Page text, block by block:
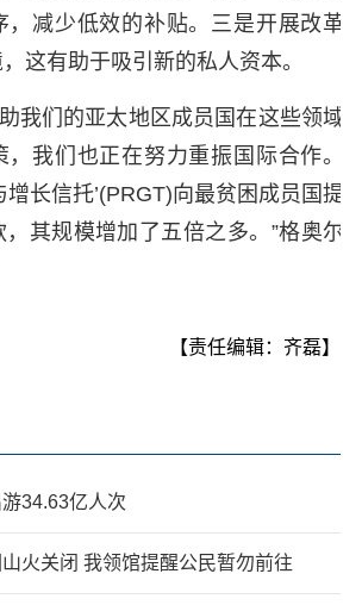
，减少低效的补贴。三是开展改革
这有助于吸引新的私人资本。
我们的亚太地区成员国在这些领域
我们也正在努力重振国际合作。
增长信托’(PRGT)向最贫困成员国提
其规模增加了五倍之多。”格奥尔
【责任编辑：齐磊】
游34.63亿人次
火关闭 我领馆提醒公民暂勿前往